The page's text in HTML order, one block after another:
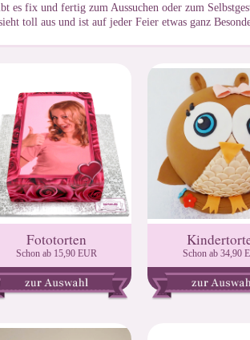
es fix und fertig zum Aussuchen oder zum
toll aus und ist auf jeder Feier etwas ganz
Fototorten
Schon ab 15,90 EUR Schon ab 34,90